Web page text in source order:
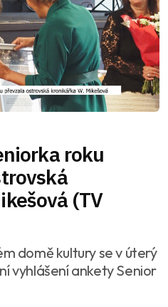
roku
(TV
domě kultury se v úterý
vyhlášení ankety Senior